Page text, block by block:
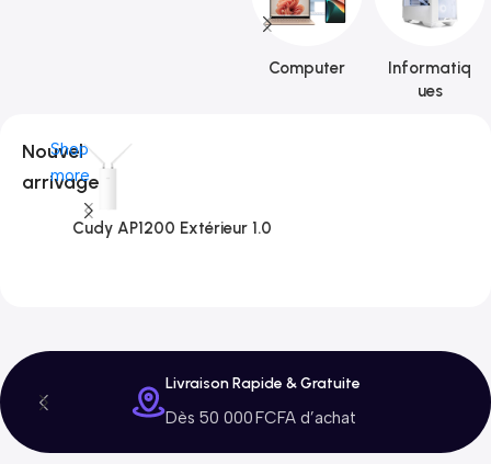
Computer
Informatiq
ues
Nouvel
arrivage
Shop
more
Cudy AP1200 Extérieur 1.0
Livraison Rapide & Gratuite
Dès 50 000 FCFA d’achat